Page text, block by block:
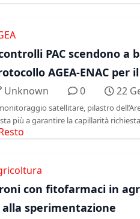
PAC scendono a
AGEA-ENAC
Unknown 0 22
satellitare, pilastro
più a garantire la capillarità
con fitofarmaci in
alla sperimentazione